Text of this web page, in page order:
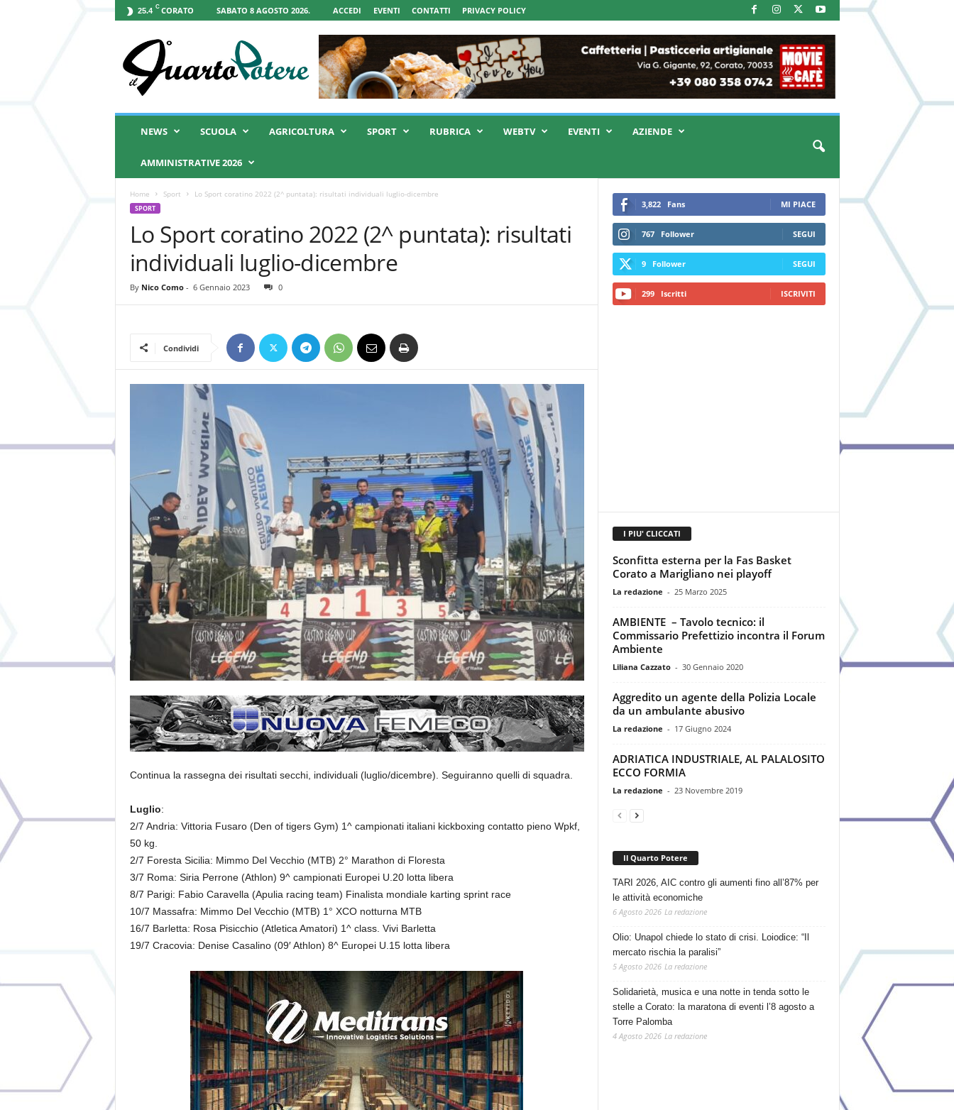
25.4 C CORATO SABATO 8 AGOSTO 2026. ACCEDI EVENTI CONTATTI PRIVACY POLICY
Q
NEWS SCUOLA AGRICOLTURA SPORT RUBRICA WEBTV EVENTI AZIENDE
AMMINISTRATIVE 2026
Home Sport Lo Sport coratino 2022 (2^ puntata): risultati individuali luglio-dicembre
SPORT
Lo Sport coratino 2022 (2^ puntata): risultati
individuali luglio-dicembre
By Nico Como- 6 Gennaio 2023 0
Condividi
Continua la rassegna dei risultati secchi, individuali (luglio/dicembre). Seguiranno quelli di squadra.
Luglio:
2/7 Andria: Vittoria Fusaro (Den of tigers Gym) 1^ campionati italiani kickboxing contatto pieno Wpkf,
50 kg.
2/7 Foresta Sicilia: Mimmo Del Vecchio (MTB) 2° Marathon di Floresta
3/7 Roma: Siria Perrone (Athlon) 9^ campionati Europei U.20 lotta libera
8/7 Parigi: Fabio Caravella (Apulia racing team) Finalista mondiale karting sprint race
10/7 Massafra: Mimmo Del Vecchio (MTB) 1° XCO notturna MTB
16/7 Barletta: Rosa Pisicchio (Atletica Amatori) 1^ class. Vivi Barletta
19/7 Cracovia: Denise Casalino (09′ Athlon) 8^ Europei U.15 lotta libera
3,822 Fans MI PIACE
767 Follower SEGUI
9 Follower SEGUI
299 Iscritti ISCRIVITI
I PIU' CLICCATI
Sconfitta esterna per la Fas Basket
Corato a Marigliano nei playoff
La redazione - 25 Marzo 2025
AMBIENTE – Tavolo tecnico: il
Commissario Prefettizio incontra il Forum
Ambiente
Liliana Cazzato - 30 Gennaio 2020
Aggredito un agente della Polizia Locale
da un ambulante abusivo
La redazione - 17 Giugno 2024
ADRIATICA INDUSTRIALE, AL PALALOSITO
ECCO FORMIA
La redazione - 23 Novembre 2019
Il Quarto Potere
TARI 2026, AIC contro gli aumenti fino all’87% per
le attività economiche
6 Agosto 2026 La redazione
Olio: Unapol chiede lo stato di crisi. Loiodice: “Il
mercato rischia la paralisi”
5 Agosto 2026 La redazione
Solidarietà, musica e una notte in tenda sotto le
stelle a Corato: la maratona di eventi l’8 agosto a
Torre Palomba
4 Agosto 2026 La redazione